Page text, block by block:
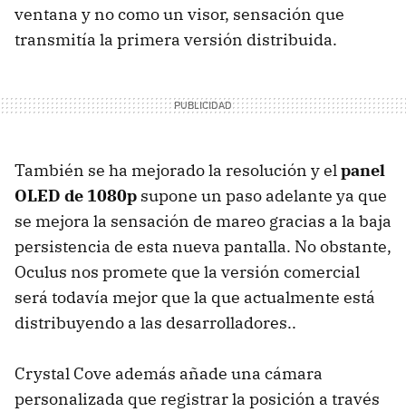
ventana y no como un visor, sensación que
transmitía la primera versión distribuida.
También se ha mejorado la resolución y elpanel
OLED de 1080p supone un paso adelante ya que
se mejora la sensación de mareo gracias a la baja
persistencia de esta nueva pantalla. No obstante,
Oculus nos promete que la versión comercial
será todavía mejor que la que actualmente está
distribuyendo a las desarrolladores..
Crystal Cove además añade una cámara
personalizada que registrar la posición a través